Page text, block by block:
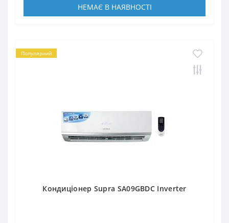
НЕМАЄ В НАЯВНОСТІ
Популярний
Кондиціонер Supra SA09GBDC Inverter